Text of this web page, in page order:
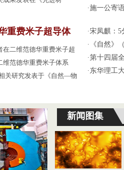
重费米子超导体
二维范德华重费米子超
维范德华重费米子体系
关研究发表于《自然—物
·施一公寄
·宋凤麒：5
·
《自然》
·第十四届
· 东华理工
新闻图集